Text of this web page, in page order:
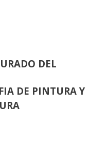
DEL
DE PINTURA Y